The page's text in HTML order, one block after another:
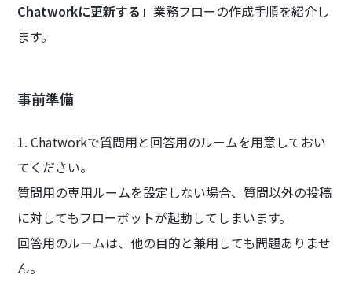
Chatworkに更新する 」業務フローの作成手順を紹介し
ます。
事前準備
1. Chatworkで質問用と回答用のルームを用意しておい
てください。
質問用の専用ルームを設定しない場合、質問以外の投稿
に対してもフローボットが起動してしまいます。
回答用のルームは、他の目的と兼用しても問題ありませ
ん。